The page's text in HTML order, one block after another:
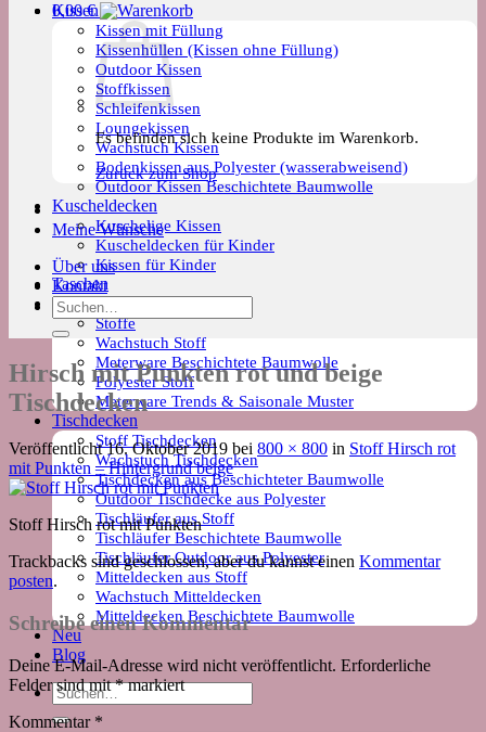
Kissen
Kissen mit Füllung
Kissenhüllen (Kissen ohne Füllung)
Outdoor Kissen
Stoffkissen
Schleifenkissen
Loungekissen
Wachstuch Kissen
Bodenkissen aus Polyester (wasserabweisend)
Outdoor Kissen Beschichtete Baumwolle
Kuscheldecken
Kuschelige Kissen
Kuscheldecken für Kinder
Kissen für Kinder
Taschen
Meterware
Stoffe
Wachstuch Stoff
Meterware Beschichtete Baumwolle
Polyester Stoff
Meterware Trends & Saisonale Muster
Tischdecken
Stoff Tischdecken
Wachstuch Tischdecken
Tischdecken aus Beschichteter Baumwolle
Outdoor Tischdecke aus Polyester
Tischläufer aus Stoff
Tischläufer Beschichtete Baumwolle
Tischläufer Outdoor aus Polyester
Mitteldecken aus Stoff
Wachstuch Mitteldecken
Mitteldecken Beschichtete Baumwolle
Neu
Blog
Suchen
nach:
0,00€
Es befinden sich keine Produkte im Warenkorb.
Zurück zum Shop
Meine Wünsche
Über uns
Kontakt
Suchen
nach:
Hirsch mit Punkten rot und beige
Tischdecken
Veröffentlicht16. Oktober 2019 bei 800 × 800 in Stoff Hirsch rot
mit Punkten – Hintergrund beige
Stoff Hirsch rot mit Punkten
Trackbacks sind geschlossen, aber du kannst einen Kommentar
posten.
Schreibe einen Kommentar
Deine E-Mail-Adresse wird nicht veröffentlicht. Erforderliche
Felder sind mit*markiert
Kommentar *